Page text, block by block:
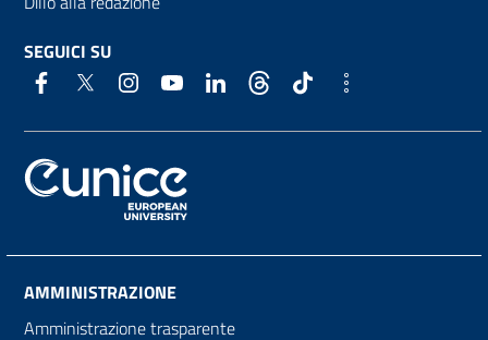
SEGUICI SU
AMMINISTRAZIONE
Amministrazione trasparente